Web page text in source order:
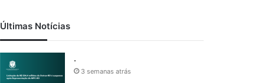
Últimas Notícias
.
3 semanas atrás